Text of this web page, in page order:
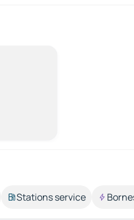
Stations service